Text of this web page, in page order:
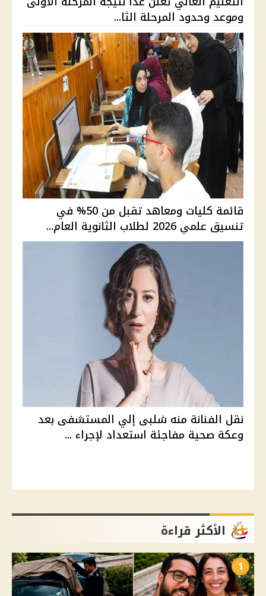
وموعد وحدود المرحلة الثا...
قائمة كليات ومعاهد تقبل من 50% في
تنسيق علمي 2026 لطلاب الثانوية العام...
نقل الفنانة منه شلبى إلي المستشفى بعد
وعكة صحية مفاجئة استعداد لإجراء ...
الأكثر قراءة
1